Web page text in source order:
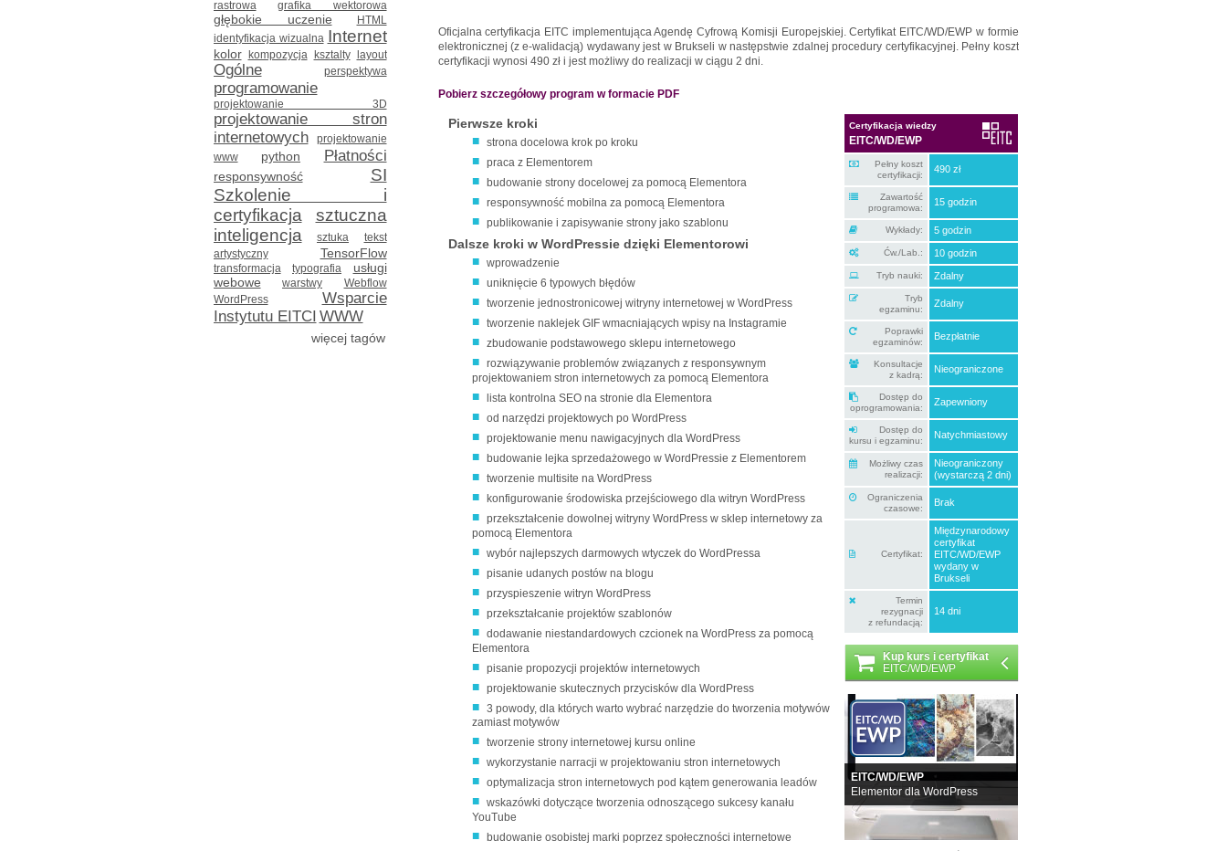
rastrowa
grafika wektorowa
głębokie uczenie
HTML
identyfikacja wizualna Internet
kolor kompozycja ksztalty layout
Ogólne perspektywa
programowanie
projektowanie 3D
projektowanie stron
internetowych
projektowanie
www
python Płatności
responsywność
SI
Szkolenie i
certyfikacja
sztuczna
inteligencja
sztuka
tekst
artystyczny
TensorFlow
transformacja typografia
usługi
webowe
warstwy
Webflow
WordPress
Wsparcie
Instytutu EITCI WWW
więcej tagów
Oficjalna certyfikacja EITC implementująca Agendę Cyfrową Komisji Europejskiej. Certyfikat EITC/WD/EWP w formie
elektronicznej (z e-walidacją) wydawany jest w Brukseli w następstwie zdalnej procedury certyfikacyjnej. Pełny koszt
certyfikacji wynosi 490 zł i jest możliwy do realizacji w ciągu 2 dni.
Pobierz szczegółowy program w formacie PDF
Certyfikacja wiedzy
EITC/WD/EWP
Pełny koszt
certyfikacji:
490 zł
Zawartość
programowa:
15 godzin
Wykłady: 5 godzin
Ćw./Lab.: 10 godzin
Tryb nauki: Zdalny
Tryb
egzaminu:
Zdalny
Poprawki
egzaminów:
Bezpłatnie
Konsultacje
z kadrą:
Nieograniczone
Dostęp do
oprogramowania:
Zapewniony
Dostęp do
kursu i egzaminu:
Natychmiastowy
Możliwy czas
realizacji:
Nieograniczony
(wystarczą 2 dni)
Ograniczenia
czasowe:
Brak
Certyfikat:
Międzynarodowy
certyfikat
EITC/WD/EWP
wydany w
Brukseli
Termin
rezygnacji
z refundacją:
14 dni
Kup kurs i certyfikat
EITC/WD/EWP
EITC/WD/EWP
Elementor dla WordPress
Pierwsze kroki
strona docelowa krok po kroku
praca z Elementorem
budowanie strony docelowej za pomocą Elementora
responsywność mobilna za pomocą Elementora
publikowanie i zapisywanie strony jako szablonu
Dalsze kroki w WordPressie dzięki Elementorowi
wprowadzenie
uniknięcie 6 typowych błędów
tworzenie jednostronicowej witryny internetowej w WordPress
tworzenie naklejek GIF wmacniających wpisy na Instagramie
zbudowanie podstawowego sklepu internetowego
rozwiązywanie problemów związanych z responsywnym
projektowaniem stron internetowych za pomocą Elementora
lista kontrolna SEO na stronie dla Elementora
od narzędzi projektowych po WordPress
projektowanie menu nawigacyjnych dla WordPress
budowanie lejka sprzedażowego w WordPressie z Elementorem
tworzenie multisite na WordPress
konfigurowanie środowiska przejściowego dla witryn WordPress
przekształcenie dowolnej witryny WordPress w sklep internetowy za
pomocą Elementora
wybór najlepszych darmowych wtyczek do WordPressa
pisanie udanych postów na blogu
przyspieszenie witryn WordPress
przekształcanie projektów szablonów
dodawanie niestandardowych czcionek na WordPress za pomocą
Elementora
pisanie propozycji projektów internetowych
projektowanie skutecznych przycisków dla WordPress
3 powody, dla których warto wybrać narzędzie do tworzenia motywów
zamiast motywów
tworzenie strony internetowej kursu online
wykorzystanie narracji w projektowaniu stron internetowych
optymalizacja stron internetowych pod kątem generowania leadów
wskazówki dotyczące tworzenia odnoszącego sukcesy kanału
YouTube
budowanie osobistej marki poprzez społeczności internetowe